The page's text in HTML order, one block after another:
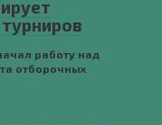
работу над
отборочных